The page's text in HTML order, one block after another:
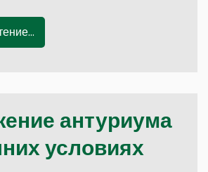
антуриума
условиях